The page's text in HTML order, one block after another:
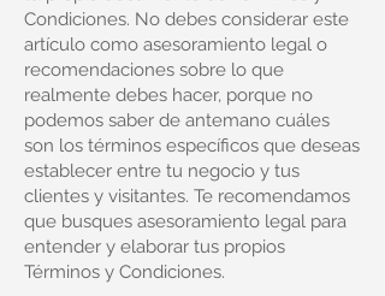
Condiciones. No debes considerar este
artículo como asesoramiento legal o
recomendaciones sobre lo que
realmente debes hacer, porque no
podemos saber de antemano cuáles
son los términos específicos que deseas
establecer entre tu negocio y tus
clientes y visitantes. Te recomendamos
que busques asesoramiento legal para
entender y elaborar tus propios
Términos y Condiciones.